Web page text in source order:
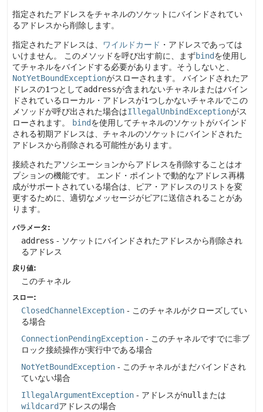
指定されたアドレスをチャネルのソケットにバインドされてい
るアドレスから削除します。
指定されたアドレスは、 ワイルドカード ・アドレスであっては
いけません。
このメソッドを呼び出す前に、まずbindを使用し
てチャネルをバインドする必要があります。そうしないと、
NotYetBoundExceptionがスローされます。
バインドされたア
ドレスの1つとしてaddressが含まれないチャネルまたはバイン
ドされているローカル・アドレスが1つしかないチャネルでこの
メソッドが呼び出された場合はIllegalUnbindExceptionがス
ローされます。
bindを使用してチャネルのソケットがバインド
される初期アドレスは、チャネルのソケットにバインドされた
アドレスから削除される可能性があります。
接続されたアソシエーションからアドレスを削除することはオ
プションの機能です。
エンド・ポイントで動的なアドレス再構
成がサポートされている場合は、ピア・アドレスのリストを変
更するために、適切なメッセージがピアに送信されることがあ
ります。
パラメータ:
address - ソケットにバインドされたアドレスから削除され
るアドレス
戻り値:
このチャネル
スロー:
ClosedChannelException - このチャネルがクローズしてい
る場合
ConnectionPendingException - このチャネルですでに非ブ
ロック接続操作が実行中である場合
NotYetBoundException - このチャネルがまだバインドされ
ていない場合
IllegalArgumentException - アドレスがnull または
wildcardアドレスの場合